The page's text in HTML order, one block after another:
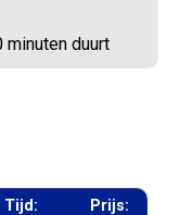
minuten duurt
Tijd: Prijs: